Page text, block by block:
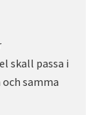
skall passa i
samma